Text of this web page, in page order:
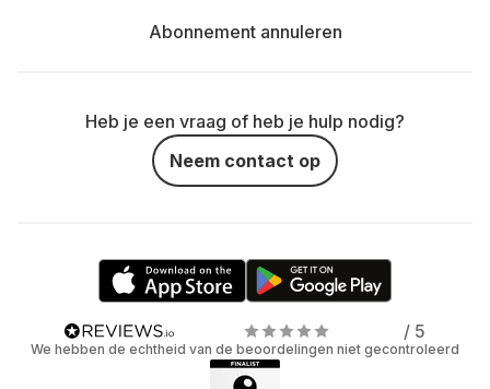
Abonnement annuleren
Heb je een vraag of heb je hulp nodig?
Neem contact op
/ 5
We hebben de echtheid van de beoordelingen niet gecontroleerd